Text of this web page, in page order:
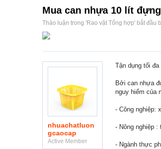
Mua can nhựa 10 lít
Thảo luận trong 'Rao vặt Tổng hợp' bắt đầu
nhuachatluon
gcaocap
Active Member
Tận dụng tối
Bởi can nhựa
nguy hiểm của
- Công nghiệp:
- Nông nghiệp
- Ngành thực